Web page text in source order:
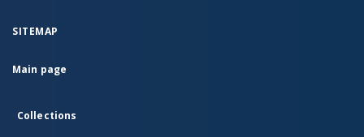
SITEMAP
Main page
Collections